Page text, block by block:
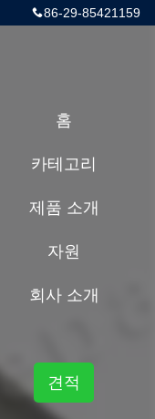
86-29-85421159
홈
카테고리
제품 소개
자원
회사 소개
견적